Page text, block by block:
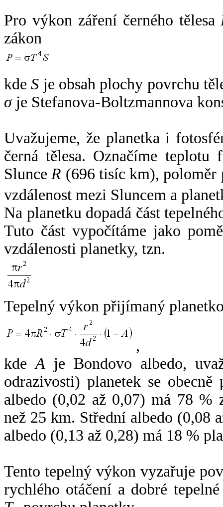
Pro výkon záření černého tělesa
zákon
kdeS je obsah plochy povrchu
σje Stefanova-Boltzmannova
Uvažujeme, že planetka i
černá tělesa. Označíme
SlunceR (696 tisíc km),
vzdálenost mezi Sluncem a
Na planetku dopadá část
Tuto část vypočítáme jako
vzdálenosti planetky, tzn.
Tepelný výkon přijímaný
,
kdeA je Bondovo albedo,
odrazivosti) planetek se
albedo (0,02 až 0,07) má 78 %
než 25 km. Střední albedo (0,08
albedo (0,13 až 0,28) má 18 %
Tento tepelný výkon vyzařuje
rychlého otáčení a dobré